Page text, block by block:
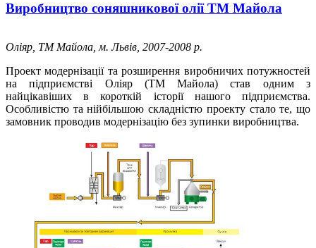
Виробництво соняшникової олії ТМ Майола
Оліяр, ТМ Майола, м. Львів, 2007-2008 р.
Проект модернізації та розширення виробничих потужностей
на підприємстві Оліяр (ТМ Майола) став одним з
найцікавіших в короткій історії нашого підприємства.
Особливістю та нійбільшою складністю проекту стало те, що
замовник проводив модернізацію без зупинки виробництва.